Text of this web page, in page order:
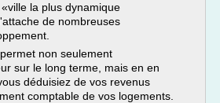
la plus dynamique
de nombreuses
non seulement
sur le long terme, mais en en
déduisiez de vos revenus
comptable de vos logements.